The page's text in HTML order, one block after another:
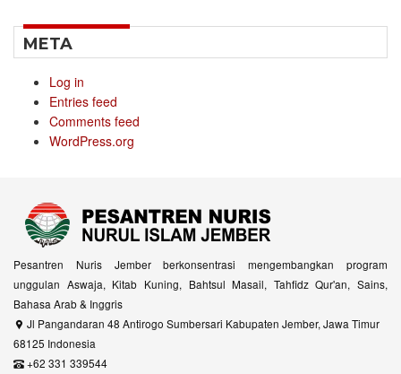
META
Log in
Entries feed
Comments feed
WordPress.org
Pesantren Nuris Jember berkonsentrasi mengembangkan program
unggulan Aswaja, Kitab Kuning, Bahtsul Masail, Tahfidz Qur'an, Sains,
Bahasa Arab & Inggris
Jl Pangandaran 48 Antirogo Sumbersari Kabupaten Jember, Jawa Timur
68125 Indonesia
+62 331 339544